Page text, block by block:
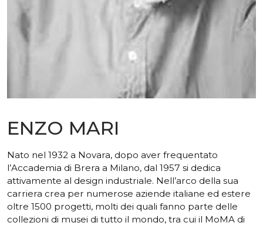
ENZO MARI
Nato nel 1932 a Novara, dopo aver frequentato
l’Accademia di Brera a Milano, dal 1957 si dedica
attivamente al design industriale. Nell’arco della sua
carriera crea per numerose aziende italiane ed estere
oltre 1500 progetti, molti dei quali fanno parte delle
collezioni di musei di tutto il mondo, tra cui il MoMA di